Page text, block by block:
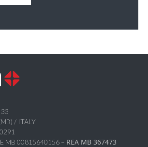
/ ITALY
MB 00815640156 – REA MB 367473